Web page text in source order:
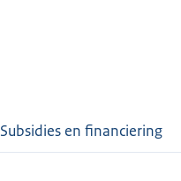
Subsidies en financiering